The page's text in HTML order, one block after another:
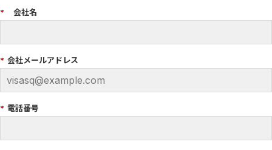
* 会社名
* 会社メールアドレス
* 電話番号